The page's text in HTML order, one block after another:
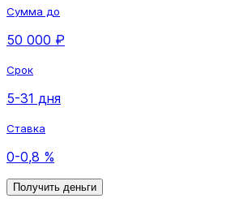
Сумма до
50 000 ₽
Срок
5-31 дня
Ставка
0-0,8 %
Получить деньги